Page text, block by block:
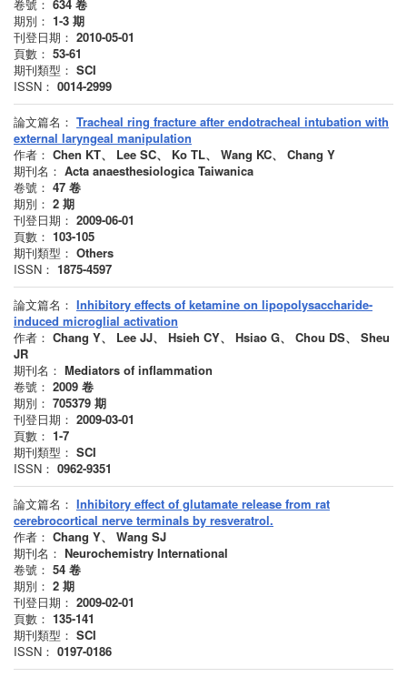
卷號： 634 卷
期別： 1-3 期
刊登日期： 2010-05-01
頁數： 53-61
期刊類型： SCI
ISSN： 0014-2999
論文篇名： Tracheal ring fracture after endotracheal intubation with
external laryngeal manipulation
作者： Chen KT、 Lee SC、 Ko TL、 Wang KC、 Chang Y
期刊名： Acta anaesthesiologica Taiwanica
卷號： 47 卷
期別： 2 期
刊登日期： 2009-06-01
頁數： 103-105
期刊類型： Others
ISSN： 1875-4597
論文篇名： Inhibitory effects of ketamine on lipopolysaccharide-
induced microglial activation
作者： Chang Y、 Lee JJ、 Hsieh CY、 Hsiao G、 Chou DS、 Sheu
JR
期刊名： Mediators of inflammation
卷號： 2009 卷
期別： 705379 期
刊登日期： 2009-03-01
頁數： 1-7
期刊類型： SCI
ISSN： 0962-9351
論文篇名： Inhibitory effect of glutamate release from rat
cerebrocortical nerve terminals by resveratrol.
作者： Chang Y、 Wang SJ
期刊名： Neurochemistry International
卷號： 54 卷
期別： 2 期
刊登日期： 2009-02-01
頁數： 135-141
期刊類型： SCI
ISSN： 0197-0186